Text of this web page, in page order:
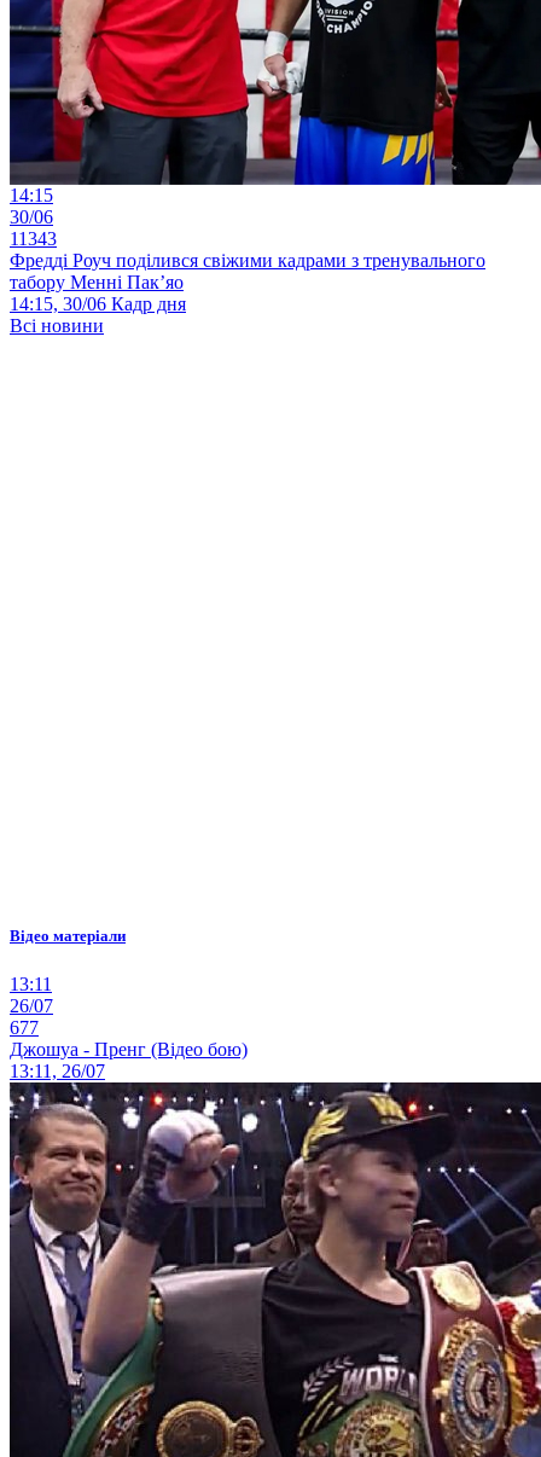
14:15
30/06
11343
Фредді Роуч поділився свіжими кадрами з тренувального
табору Менні Пак’яо
14:15, 30/06 Кадр дня
Всі новини
Відео матеріали
13:11
26/07
677
Джошуа - Пренг (Відео бою)
13:11, 26/07